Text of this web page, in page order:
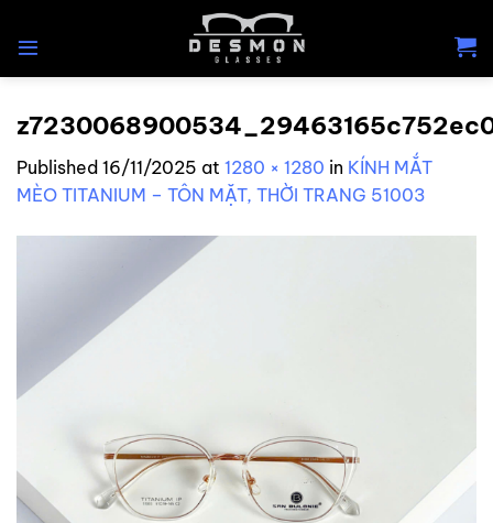
Published 16/11/2025 at 1280 × 1280 in KÍNH MẮT
MÈO TITANIUM – TÔN MẶT, THỜI TRANG 51003